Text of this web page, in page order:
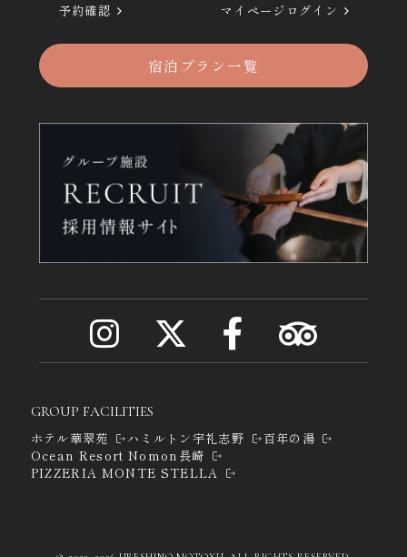
宿泊プラン一覧
予約確認
マイページログイン
i
n
s
x
t
F
c
T
i
GROUP FACILITIES
ホテル華翠苑 ハミルトン宇礼志野
百年の湯
Ocean Resort Nomon長崎
PIZZERIA MONTE STELLA